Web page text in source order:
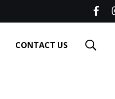
CONTACT US